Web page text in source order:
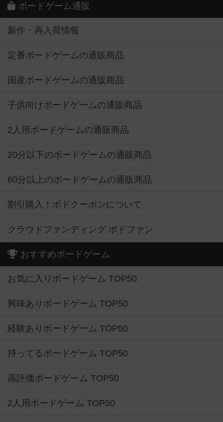
ボードゲーム通販
新作・再入荷情報
定番ボードゲームの通販商品
国産ボードゲームの通販商品
子供向けボードゲームの通販商品
2人用ボードゲームの通販商品
20分以下のボードゲームの通販商品
60分以上のボードゲームの通販商品
割引購入！ボドクーポンについて
クラウドファンディング ボドファン
おすすめボードゲーム
お気に入りボードゲーム TOP50
興味ありボードゲーム TOP50
経験ありボードゲーム TOP50
持ってるボードゲーム TOP50
高評価ボードゲーム TOP50
2人用ボードゲーム TOP50